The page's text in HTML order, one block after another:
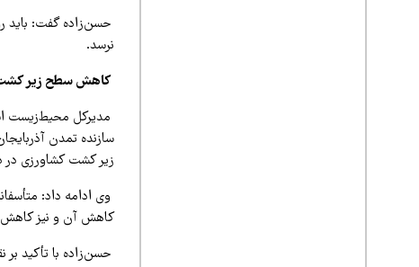
حسن‌زاده گفت: باید
نرسد.
کاهش سطح زیر کشت
مدیرکل محیط‌زیست
سازنده تمدن
زیر کشت کشاورزی در
کاهش آن و نیز
حسن‌زاده با تأکید بر